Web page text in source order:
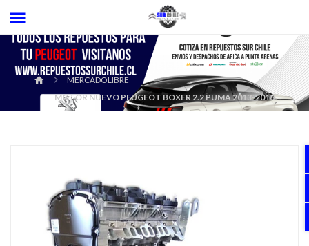
MERCADOLIBRE
MOTOR NUEVO PEUGEOT BOXER 2.2 PUMA 2013-2018